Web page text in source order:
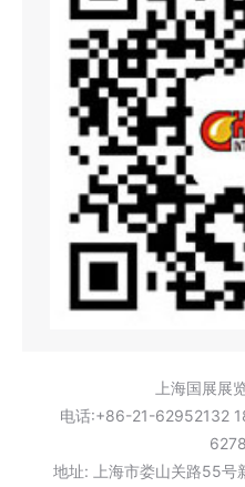
上海国展展
电话:+86-21-62952132
地址: 上海市娄山关路55